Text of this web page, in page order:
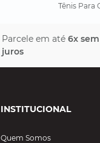
Tênis Para
Parcele em até 6x sem
juros
INSTITUCIONAL
Quem Somos